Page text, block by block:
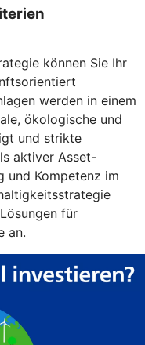
können Sie Ihr
werden in einem
ökologische und
und strikte
aktiver Asset-
und Kompetenz im
für
an.